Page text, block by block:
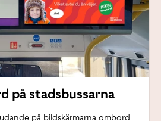
på stadsbussarna
på bildskärmarna ombord